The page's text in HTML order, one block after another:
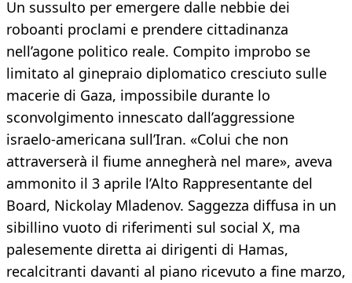
Un sussulto per emergere dalle nebbie dei
roboanti proclami e prendere cittadinanza
nell’agone politico reale. Compito improbo se
limitato al ginepraio diplomatico cresciuto sulle
macerie di Gaza, impossibile durante lo
sconvolgimento innescato dall’aggressione
israelo-americana sull’Iran. «Colui che non
attraverserà il fiume annegherà nel mare», aveva
ammonito il 3 aprile l’Alto Rappresentante del
Board, Nickolay Mladenov. Saggezza diffusa in un
sibillino vuoto di riferimenti sul social X, ma
palesemente diretta ai dirigenti di Hamas,
recalcitranti davanti al piano ricevuto a fine marzo,